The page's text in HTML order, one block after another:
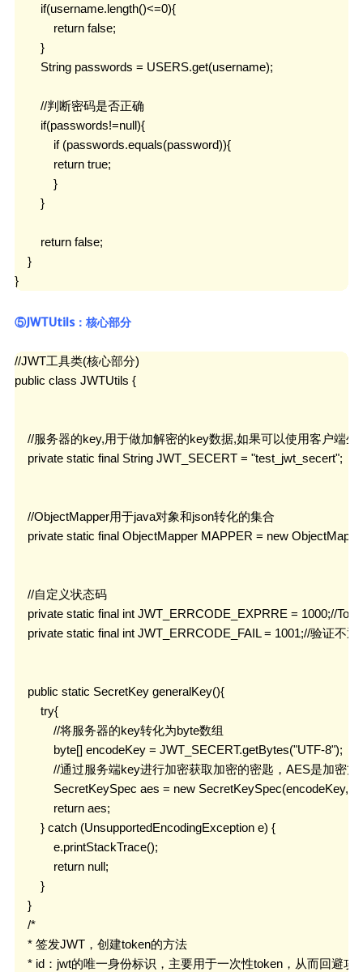
        if(username.length()<=0){
            return false;
        }
        String passwords = USERS.get(username);
        //判断密码是否正确
        if(passwords!=null){
            if (passwords.equals(password)){
            return true;
            }
        }
        return false;
    }
}
⑤JWTUtils：核心部分
//JWT工具类(核心部分)
public class JWTUtils {
//服务器的key,用于做加解密的key数据,如果可以使用客户端
    private static final String JWT_SECERT = "test_jwt_secert";
    //ObjectMapper用于java对象和json转化的集合
private static final ObjectMapper MAPPER = new
    //自定义状态码
private static final int JWT_ERRCODE_EXPRRE = 1000;//
private static final int JWT_ERRCODE_FAIL = 1001;//验证不通
    public static SecretKey generalKey(){
        try{
            //将服务器的key转化为byte数组
            byte[] encodeKey = JWT_SECERT.getBytes("UTF-8");
//通过服务端key进行加密获取加密的密匙，AES是加密方
SecretKeySpec aes = new SecretKeySpec(encodeKey,
            return aes;
        } catch (UnsupportedEncodingException e) {
            e.printStackTrace();
            return null;
        }
    }
    /*
    * 签发JWT，创建token的方法
* id：jwt的唯一身份标识，主要用于一次性token，从而回避攻